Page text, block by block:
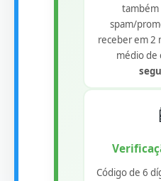
também
spam/
receber em 2
médio de
Código de 6